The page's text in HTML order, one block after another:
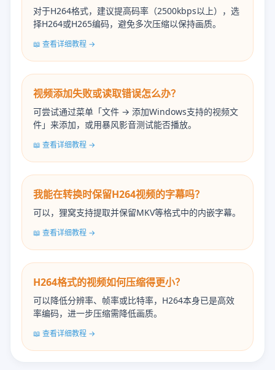
对于H264格式，建议提高码率（2500kbps以上），选
择H264或H265编码，避免多次压缩以保持画质。
📖 查看详细教程 →
视频添加失败或读取错误怎么办？
可尝试通过菜单「文件 → 添加Windows支持的视频文
件」来添加，或用暴风影音测试能否播放。
📖 查看详细教程 →
我能在转换时保留H264视频的字幕吗？
可以，狸窝支持提取并保留MKV等格式中的内嵌字幕。
📖 查看详细教程 →
H264格式的视频如何压缩得更小？
可以降低分辨率、帧率或比特率，H264本身已是高效
率编码，进一步压缩需降低画质。
📖 查看详细教程 →